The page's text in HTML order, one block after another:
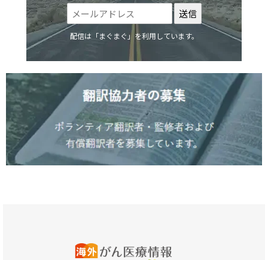
配信は「まぐまぐ」を利用しています。